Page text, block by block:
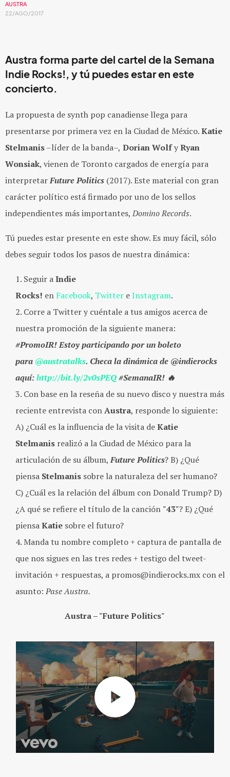
AUSTRA
22/AGO/2017
Austra forma parte del cartel de la Semana
Indie Rocks!, y tú puedes estar en este
concierto.
La propuesta de synth pop canadiense llega para
presentarse por primera vez en la Ciudad de México.Katie
Stelmanis–líder de la banda–, Dorian WolfyRyan
Wonsiak, vienen de Toronto cargados de energía para
interpretarFuture Politics (2017). Este material con gran
carácter político está firmado por uno de los sellos
independientes más importantes, Domino Records.
Tú puedes estar presente en este show. Es muy fácil, sólo
debes seguir todos los pasos de nuestra dinámica:
Seguir aIndie
Rocks! en Facebook, Twitter eInstagram.
Corre a Twitter y cuéntale a tus amigos acerca de
nuestra promoción de la siguiente manera:
#PromoIR! Estoy participando por un boleto
para @austratalks. Checa la dinámica de @indierocks
aquí:http://bit.ly/2v0sPEQ#SemanaIR! 🔥
Con base en la reseña de su nuevo disco y nuestra más
reciente entrevista conAustra, responde lo siguiente:
A) ¿Cuál es la influencia de la visita deKatie
Stelmanis realizó a la Ciudad de México para la
articulación de su álbum,Future Politics? B) ¿Qué
piensa Stelmanis sobre la naturaleza del ser humano?
C) ¿Cuál es la relación del álbum con Donald Trump? D)
¿A qué se refiere el título de la canción "43"? E) ¿Qué
piensaKatie sobre el futuro?
Manda tu nombre completo + captura de pantalla de
que nos sigues en las tres redes + testigo del tweet-
invitación + respuestas, a promos@indierocks.mx con el
asunto: Pase Austra.
Austra – "Future Politics"